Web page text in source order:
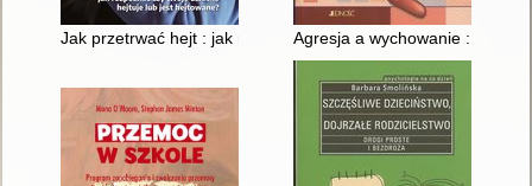
Jak przetrwać hejt : jak rozpoznać, czy twoje dziecko hejtuje
Agresja a wychowanie : czy